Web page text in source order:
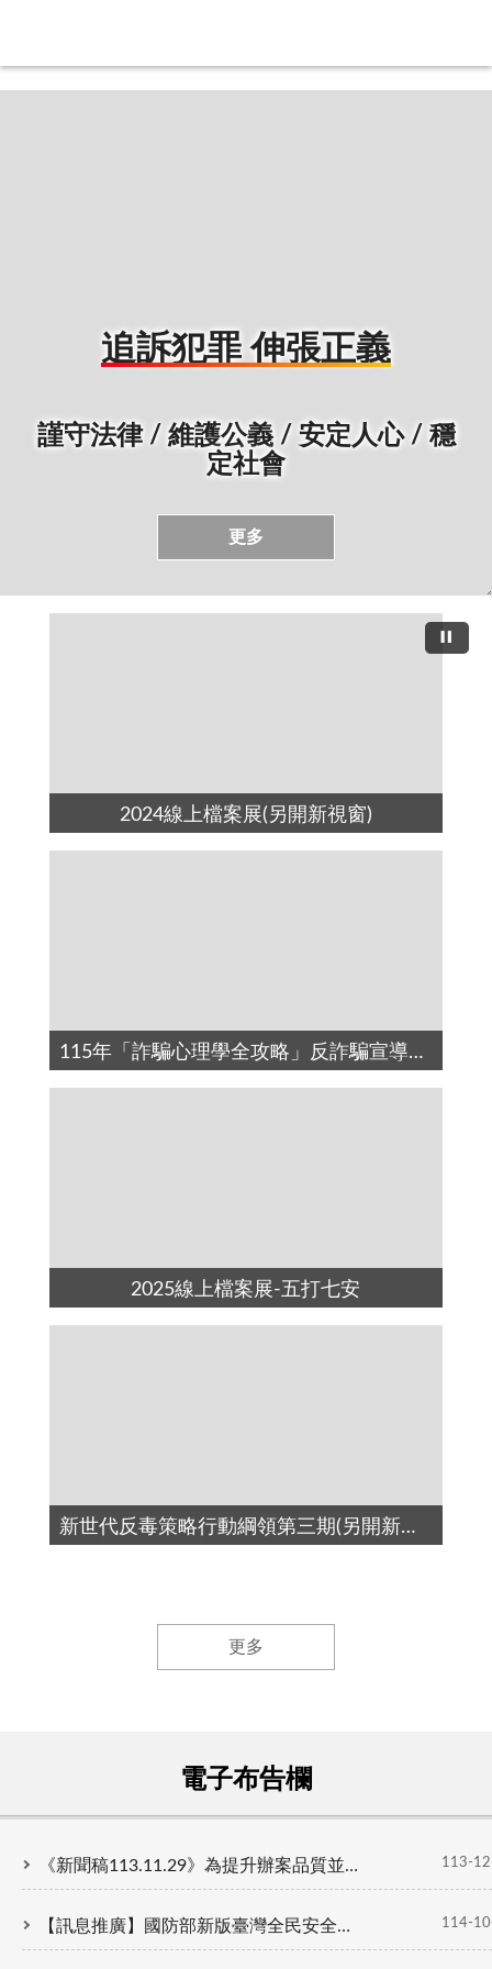
追訴犯罪 伸張正義
謹守法律 / 維護公義 / 安定人心 / 穩
定社會
更多
2024線上檔案展(另開新視窗)
115年「詐騙心理學全攻略」反詐騙宣導短影音(另開新視窗)
2025線上檔案展-五打七安
新世代反毒策略行動綱領第三期(另開新視窗)
更多
電子布告欄
《新聞稿113.11.29》為提升辦案品質並精進檢察機關之間經驗傳承交流，本署 特於本年11 月 29日首次舉辦創署以來檔案展覽。 113-
【訊息推廣】國防部新版臺灣全民安全指引手冊《當危機來臨時：臺灣全民安全指引》 114-